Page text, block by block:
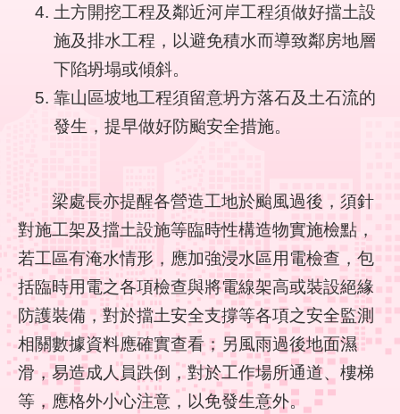
站
回
陳
情
系
統
常
見
問
答
土方開挖工程及鄰近河岸工程須做好擋土設
施及排水工程，以避免積水而導致鄰房地層
下陷坍塌或傾斜。
靠山區坡地工程須留意坍方落石及土石流的
發生，提早做好防颱安全措施。
梁處長亦提醒各營造工地於颱風過後，須針
對施工架及擋土設施等臨時性構造物實施檢點，
若工區有淹水情形，應加強浸水區用電檢查，包
括臨時用電之各項檢查與將電線架高或裝設絕緣
防護裝備，對於擋土安全支撐等各項之安全監測
相關數據資料應確實查看；另風雨過後地面濕
滑，易造成人員跌倒，對於工作場所通道、樓梯
等，應格外小心注意，以免發生意外。